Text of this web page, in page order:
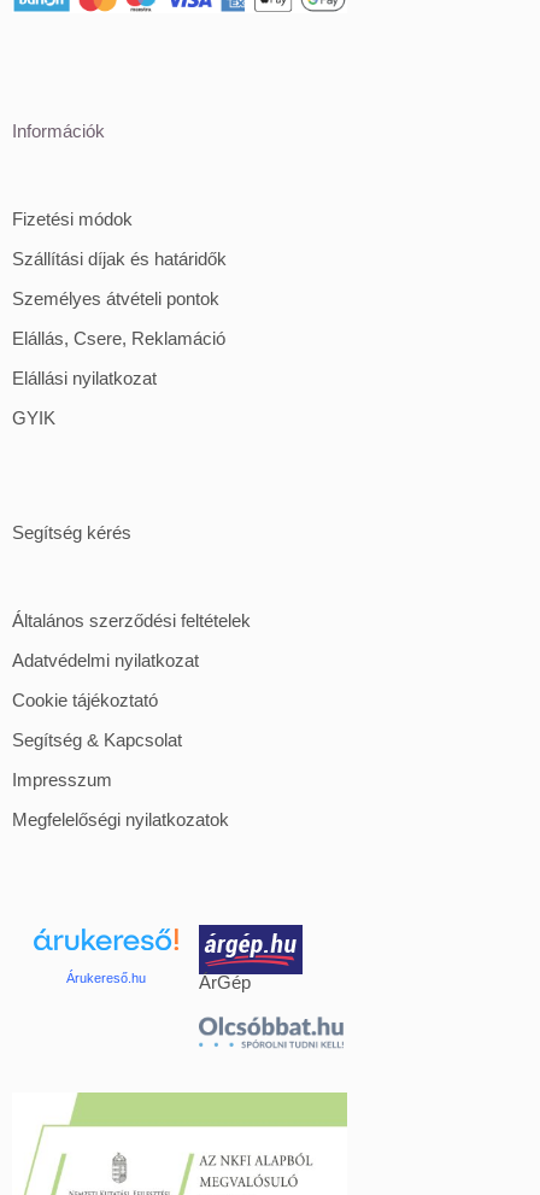
Információk
Fizetési módok
Szállítási díjak és határidők
Személyes átvételi pontok
Elállás, Csere, Reklamáció
Elállási nyilatkozat
GYIK
Segítség kérés
Általános szerződési feltételek
Adatvédelmi nyilatkozat
Cookie tájékoztató
Segítség & Kapcsolat
Impresszum
Megfelelőségi nyilatkozatok
Árukereső.hu ÁrGép